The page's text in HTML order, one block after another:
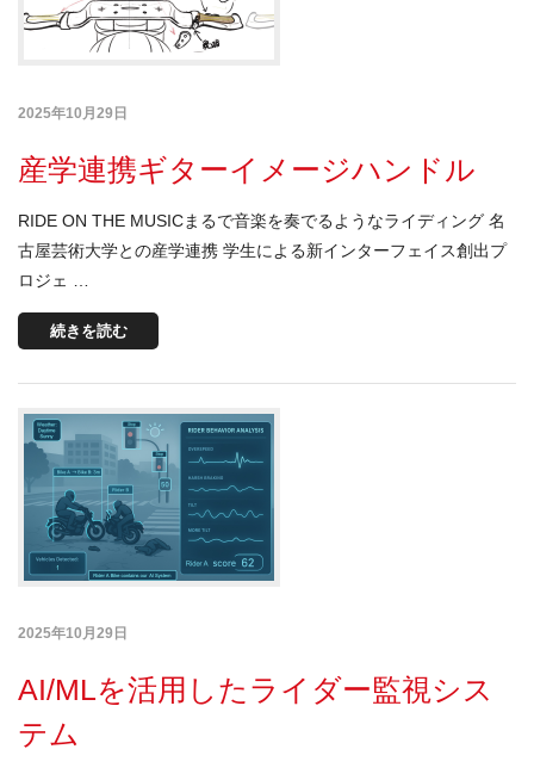
2025年10月29日
産学連携ギターイメージハンドル
RIDE ON THE MUSICまるで音楽を奏でるようなライディング 名
古屋芸術大学との産学連携 学生による新インターフェイス創出プ
ロジェ …
続きを読む
2025年10月29日
AI/MLを活用したライダー監視シス
テム